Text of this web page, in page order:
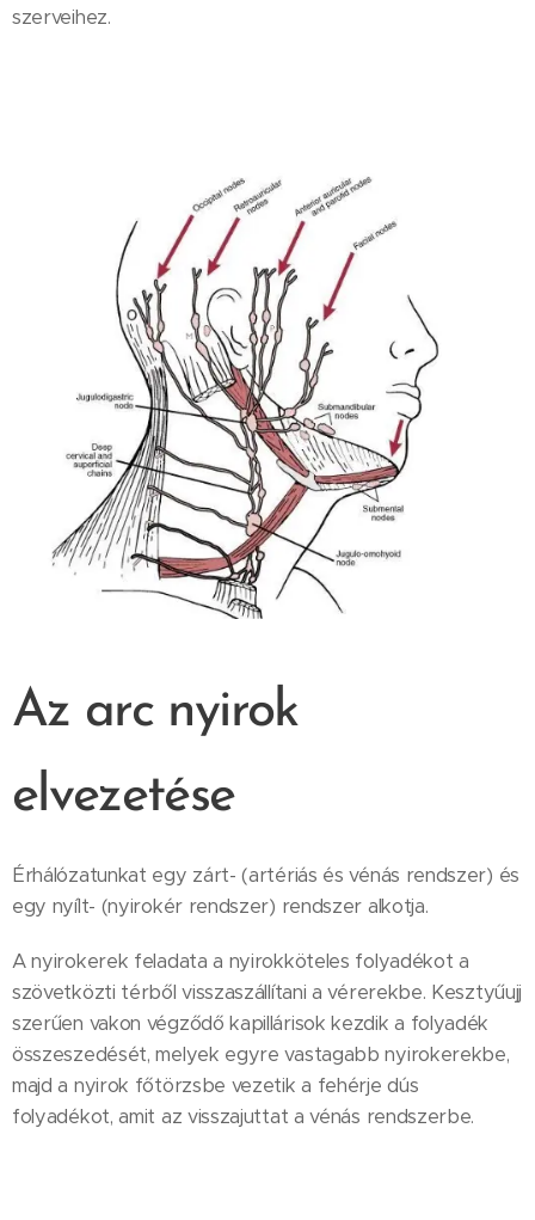
szerveihez.
Az arc nyirok
elvezetése
Érhálózatunkat egy zárt- (artériás és vénás rendszer) és
egy nyílt- (nyirokér rendszer) rendszer alkotja.
A nyirokerek feladata a nyirokköteles folyadékot a
szövetközti térből visszaszállítani a vérerekbe. Kesztyűujj
szerűen vakon végződő kapillárisok kezdik a folyadék
összeszedését, melyek egyre vastagabb nyirokerekbe,
majd a nyirok főtörzsbe vezetik a fehérje dús
folyadékot, amit az visszajuttat a vénás rendszerbe.